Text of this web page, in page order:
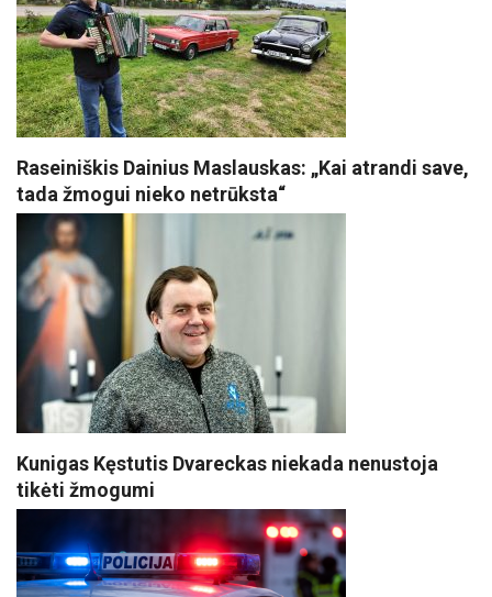
Raseiniškis Dainius Maslauskas: „Kai atrandi save,
tada žmogui nieko netrūksta“
Kunigas Kęstutis Dvareckas niekada nenustoja
tikėti žmogumi